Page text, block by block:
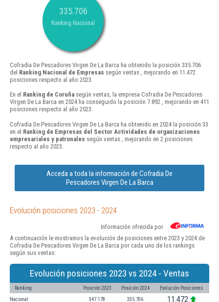
335.706
Ranking Nacional
Cofradia De Pescadores Virgen De La Barca ha obtenido la posición 335.706
del Ranking Nacional de Empresas según ventas , mejorando en 11.472
posiciones respecto al año 2023.
En el Ranking de Coruña según ventas, la empresa Cofradia De Pescadores
Virgen De La Barca en 2024 ha conseguido la posición 7.892 , mejorando en 411
posiciones respecto al año 2023.
Cofradia De Pescadores Virgen De La Barca ha obtenido en 2024 la posición 33
en el Ranking de Empresas del Sector Actividades de organizaciones
empresariales y patronales según ventas , mejorando en 2 posiciones
respecto al año 2023.
Acceda a toda la información de Cofradia De
Pescadores Virgen De La Barca
Evolución posiciones 2023 - 2024
Información ofrecida por
A continuación le mostramos la evolución de posiciones entre 2023 y 2024 de
Cofradia De Pescadores Virgen De La Barca por cada uno de los rankings
según sus ventas:
Evolución posiciones 2023 vs 2024 - Ventas
Ranking Posición 2023 Posición 2024 Evolución Posiciones
Nacional 347.178 335.706 11.472